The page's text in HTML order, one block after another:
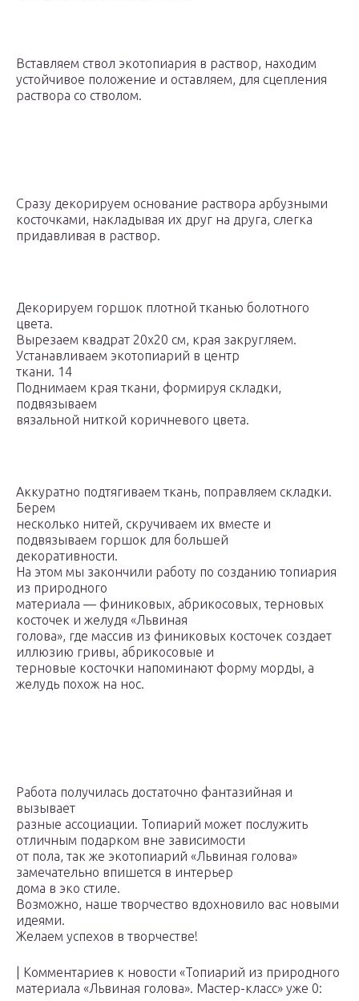
Вставляем ствол экотопиария в раствор, находим
устойчивое положение и оставляем, для сцепления
раствора со стволом.
Сразу декорируем основание раствора арбузными
косточками, накладывая их друг на друга, слегка
придавливая в раствор.
Декорируем горшок плотной тканью болотного
цвета.
Вырезаем квадрат 20х20 см, края закругляем.
Устанавливаем экотопиарий в центр
ткани. 14
Поднимаем края ткани, формируя складки,
подвязываем
вязальной ниткой коричневого цвета.
Аккуратно подтягиваем ткань, поправляем складки.
Берем
несколько нитей, скручиваем их вместе и
подвязываем горшок для большей
декоративности.
На этом мы закончили работу по созданию топиария
из природного
материала — финиковых, абрикосовых, терновых
косточек и желудя «Львиная
голова», где массив из финиковых косточек создает
иллюзию гривы, абрикосовые и
терновые косточки напоминают форму морды, а
желудь похож на нос.
Работа получилась достаточно фантазийная и
вызывает
разные ассоциации. Топиарий может послужить
отличным подарком вне зависимости
от пола, так же экотопиарий «Львиная голова»
замечательно впишется в интерьер
дома в эко стиле.
Возможно, наше творчество вдохновило вас новыми
идеями.
Желаем успехов в творчестве!
| Комментариев к новости «Топиарий из природного
материала «Львиная голова». Мастер-класс» уже 0: